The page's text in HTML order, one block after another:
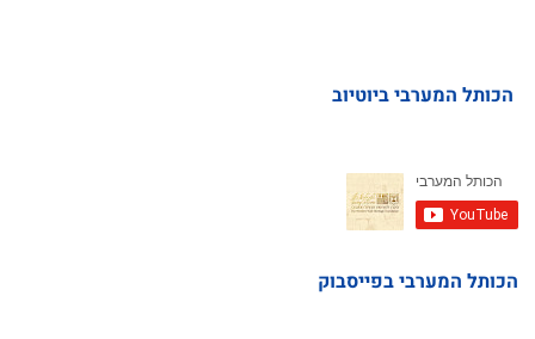
הכותל המערבי ביוטיוב
הכותל המערבי בפייסבוק